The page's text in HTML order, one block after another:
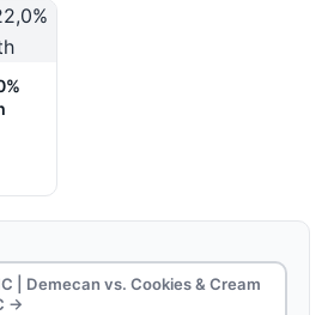
| Demecan vs. Cookies & Cream
→